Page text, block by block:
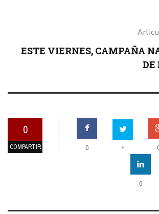
ESTE VIERNES, CAMPAÑA
DE
0
COMPARTIR 0 +
0